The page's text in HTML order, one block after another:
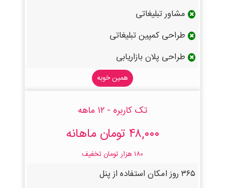
مشاور تبلیغاتی
طراحی کمپین تبلیغاتی
طراحی پلان بازاریابی
همین خوبه
تک کاربره - ۱۲ ماهه
۴۸,۰۰۰ تومان ماهانه
۱۸۰ هزار تومان تخفیف
۳۶۵ روز امکان استفاده از پنل